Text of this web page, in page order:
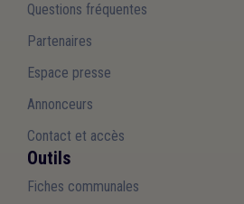
Questions fréquentes
Partenaires
Espace presse
Annonceurs
Contact et accès
Outils
Fiches communales